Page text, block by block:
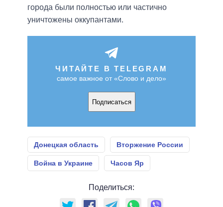
города были полностью или частично
уничтожены оккупантами.
ЧИТАЙТЕ В TELEGRAM
самое важное от «Слово и дело»
Подписаться
Донецкая область Вторжение России
Война в Украине Часов Яр
Поделиться: